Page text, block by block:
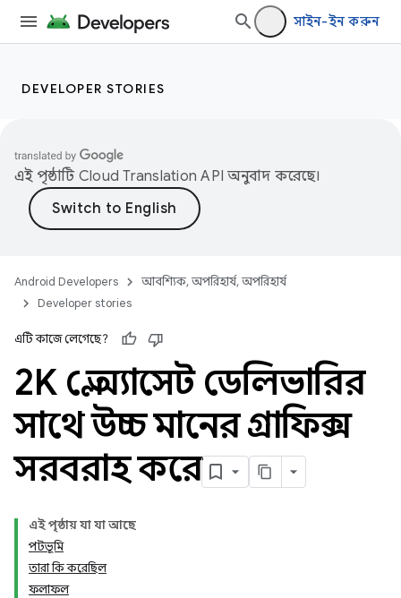
সাইন-ইন করুন
DEVELOPER STORIES
এই পৃষ্ঠাটি Cloud Translation API অনুবাদ করেছে।
Android Developers
আবশ্যিক, অপরিহার্য, অপরিহার্য
Developer stories
এটি কাজে লেগেছে?
2K প্লে অ্যাসেট ডেলিভারির
সাথে উচ্চ মানের গ্রাফিক্স
সরবরাহ করে
এই পৃষ্ঠায় যা যা আছে
পটভূমি
তারা কি করেছিল
ফলাফল